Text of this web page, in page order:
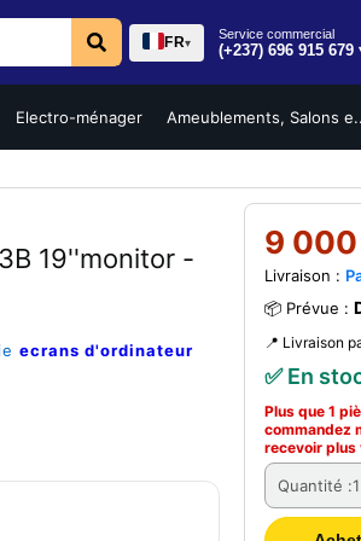
FR▾
Service commercial
(+237) 696 915 679
Electro-ménager Ameublements, Salons
19''monitor -
ecrans d'ordinateur
9 000
Livraison :
📦 Prévue :
📍 Livraison
✅ En
Plus que 1
commandez
recevoir plus
Quantité :1